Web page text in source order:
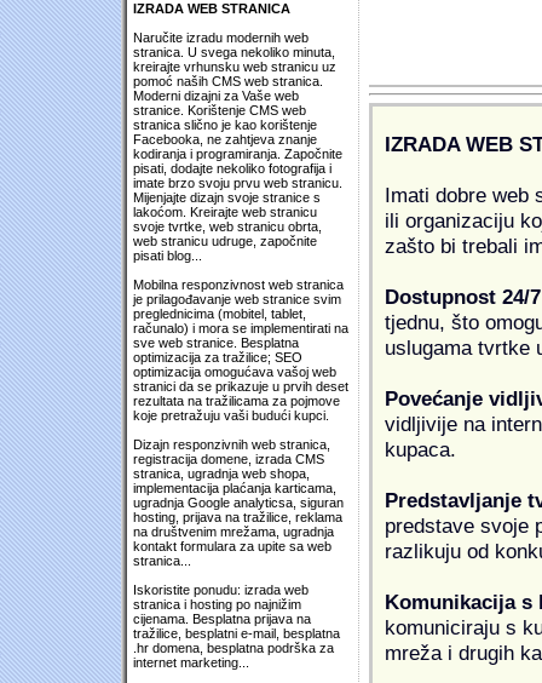
IZRADA WEB STRANICA
Naručite izradu modernih web
stranica. U svega nekoliko minuta,
kreirajte vrhunsku web stranicu uz
pomoć naših CMS web stranica.
Moderni dizajni za Vaše web
stranice. Korištenje CMS web
stranica slično je kao korištenje
Facebooka, ne zahtjeva znanje
kodiranja i programiranja. Započnite
pisati, dodajte nekoliko fotografija i
imate brzo svoju prvu web stranicu.
Mijenjajte dizajn svoje stranice s
lakoćom. Kreirajte web stranicu
svoje tvrtke, web stranicu obrta,
web stranicu udruge, započnite
pisati blog...
Mobilna responzivnost web stranica
je prilagođavanje web stranice svim
preglednicima (mobitel, tablet,
računalo) i mora se implementirati na
sve web stranice. Besplatna
optimizacija za tražilice; SEO
optimizacija omogućava vašoj web
stranici da se prikazuje u prvih deset
rezultata na tražilicama za pojmove
koje pretražuju vaši budući kupci.
Dizajn responzivnih web stranica,
registracija domene, izrada CMS
stranica, ugradnja web shopa,
implementacija plaćanja karticama,
ugradnja Google analyticsa, siguran
hosting, prijava na tražilice, reklama
na društvenim mrežama, ugradnja
kontakt formulara za upite sa web
stranica...
Iskoristite ponudu: izrada web
stranica i hosting po najnižim
cijenama. Besplatna prijava na
tražilice, besplatni e-mail, besplatna
.hr domena, besplatna podrška za
internet marketing...
IZRADA WEB
Imati dobre web
ili organizaciju
zašto bi trebali
Dostupnost 24/7
tjednu, što
uslugama tvrtke
Povećanje
vidljivije na
kupaca.
Predstavljanje
predstave svoje
razlikuju od
Komunikacija s
komuniciraju s
mreža i drugih